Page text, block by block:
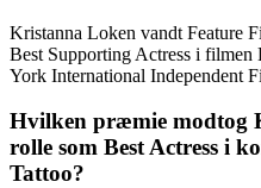
Kristanna Loken vandt Feature
Best Supporting Actress i
York International Independent
Hvilken præmie modtog
rolle som Best Actress i
Tattoo?